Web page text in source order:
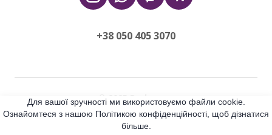
+38 050 405 3070
© 2025 Dodo.moe
All rights Reserved
Для вашої зручності ми використовуємо файли cookie.
Ознайомтеся з нашою Політикою конфіденційності, щоб дізнатися
більше.